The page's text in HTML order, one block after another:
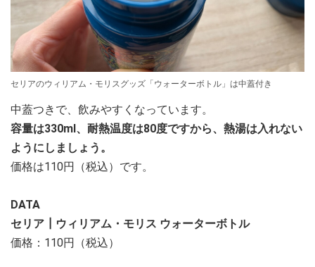
セリアのウィリアム・モリスグッズ「ウォーターボトル」は中蓋付き
中蓋つきで、飲みやすくなっています。
容量は330ml、耐熱温度は80度ですから、熱湯は入れない
ようにしましょう。
価格は110円（税込）です。
DATA
セリア┃ウィリアム・モリス ウォーターボトル
価格：110円（税込）